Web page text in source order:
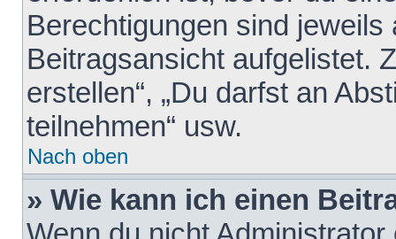
Berechtigungen sind
Beitragsansicht aufgelistet.
erstellen“, „Du darfst an
teilnehmen“ usw.
Nach oben
» Wie kann ich einen